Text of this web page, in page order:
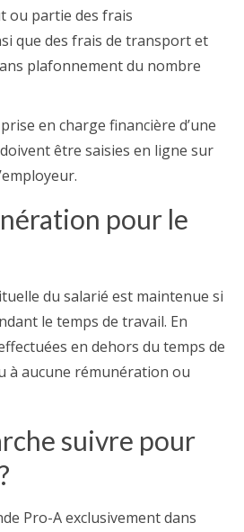
ou partie des frais
que des frais de transport et
plafonnement du nombre
en charge financière d’une
doivent être saisies en ligne sur
pour le
du salarié est maintenue si
le temps de travail. En
en dehors du temps de
à aucune rémunération ou
suivre pour
Pro-A exclusivement dans